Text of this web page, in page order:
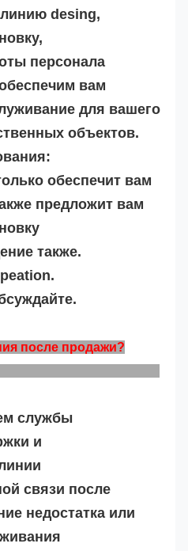
desing,
персонала
вам
для вашего
объектов.
обеспечит вам
предложит вам
также.
после продажи?
службы
и
связи после
недостатка или